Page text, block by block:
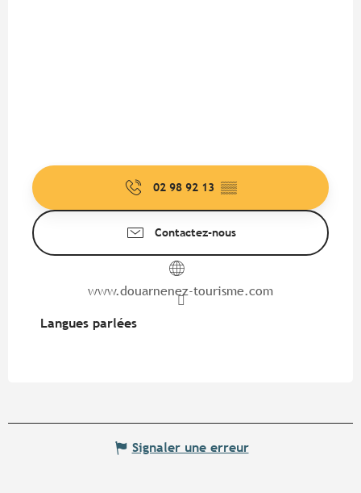
02 98 92 13 ▒▒
Contactez-nous
www.douarnenez-tourisme.com
Langues parlées
Langues parlées
Signaler une erreur